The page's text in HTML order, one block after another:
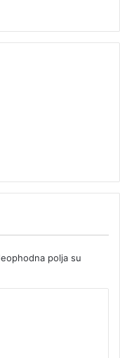
polja su